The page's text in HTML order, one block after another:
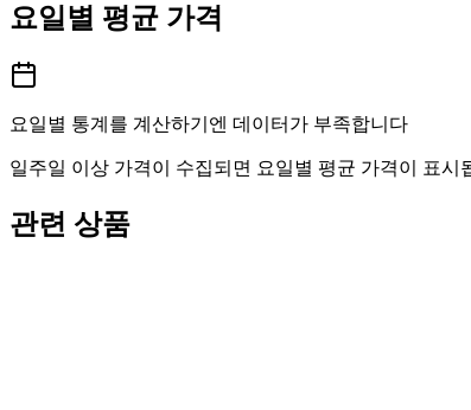
요일별 평균 가격
요일별 통계를 계산하기엔 데이터가 부족합니다
일주일 이상 가격이 수집되면 요일별 평균 가격이 표시
관련 상품